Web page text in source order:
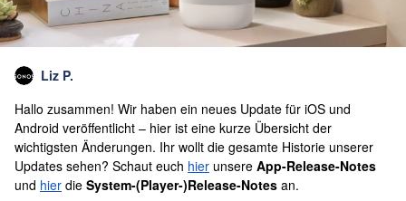
Liz P.
Hallo zusammen! Wir haben ein neues Update für iOS und
Android veröffentlicht – hier ist eine kurze Übersicht der
wichtigsten Änderungen. Ihr wollt die gesamte Historie unserer
Updates sehen? Schaut euch hier unsere App-Release-Notes
und hier die System-(Player-)Release-Notes an.